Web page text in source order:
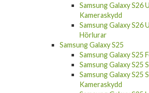
Kameraskydd
Samsung Galaxy S26
Hörlurar
Samsung Galaxy S25
Samsung Galaxy S25
Samsung Galaxy S25
Samsung Galaxy S25
Kameraskydd
Samsung Galaxy S25